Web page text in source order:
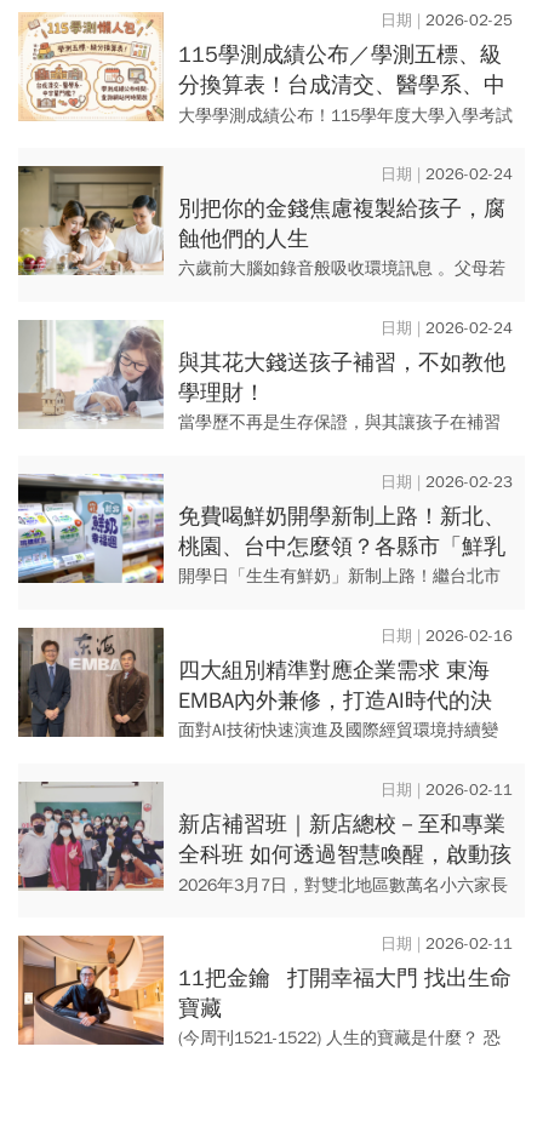
，打破「平凡就好」的陷阱，為孩子鋪就一
條安心且自由的人生坦途...
2026-02-25
115學測成績公布／學測五標、級
分換算表！台成清交、醫學系、中
字輩門檻？成績查詢網站何時開
大學學測成績公布！115學年度大學入學考試
並於大考中心網站布相關之成績統計資料，
含各科級分人數...
2026-02-24
別把你的金錢焦慮複製給孩子，腐
蝕他們的人生
六歲前大腦如錄音般吸收環境訊息 。父母若
中，使其長大後排斥投資與財富，陷入「財
富與自由皆失」的人生 。
2026-02-24
與其花大錢送孩子補習，不如教他
學理財！
當學歷不再是生存保證，與其讓孩子在補習
財，用戰略思維取代盲目勤奮，給孩子投報
率最高的金錢教養。
2026-02-23
免費喝鮮奶開學新制上路！新北、
桃園、台中怎麼領？各縣市「鮮乳
政策」兌換方式、資格一次看
開學日「生生有鮮奶」新制上路！繼台北市
北市、桃園市、台中市也於2月23日起推動學
童鮮奶政策，符合資格...
2026-02-16
四大組別精準對應企業需求 東海
EMBA內外兼修，打造AI時代的決
斷力
面對AI技術快速演進及國際經貿環境持續變
視角，在不確定的年代中，找到最適合自身
企業的發展利基。
2026-02-11
新店補習班｜新店總校－至和專業
全科班 如何透過智慧喚醒，啟動孩
子的國中起跑力？
2026年3月7日，對雙北地區數萬名小六家長
六」，包括薇閣、復興、東山等14所指標性
私校，國中入學考破...
2026-02-11
11把金鑰 打開幸福大門 找出生命
寶藏
(今周刊1521-1522) 人生的寶藏是什麼？ 恐